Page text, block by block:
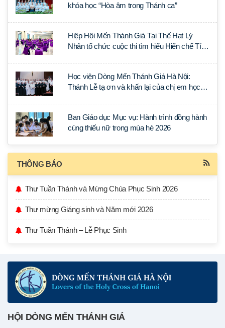
khóa học “Hòa âm trong Thánh ca”
Hiệp Hội Mến Thánh Giá Tại Thế Hạt Lý
Nhân tổ chức cuộc thi tìm hiểu Hiến chế Tín
Học viện Dòng Mến Thánh Giá Hà Nội:
Thánh Lễ tạ ơn và khấn lại của chị em học
Ban Giáo dục Mục vụ: Hành trình đồng hành
cùng thiếu nữ trong mùa hè 2026
THÔNG BÁO
Thư Tuần Thánh và Mừng Chúa Phục Sinh 2026
Thư mừng Giáng sinh và Năm mới 2026
Thư Tuần Thánh – Lễ Phục Sinh
HỘI DÒNG MẾN THÁNH GIÁ